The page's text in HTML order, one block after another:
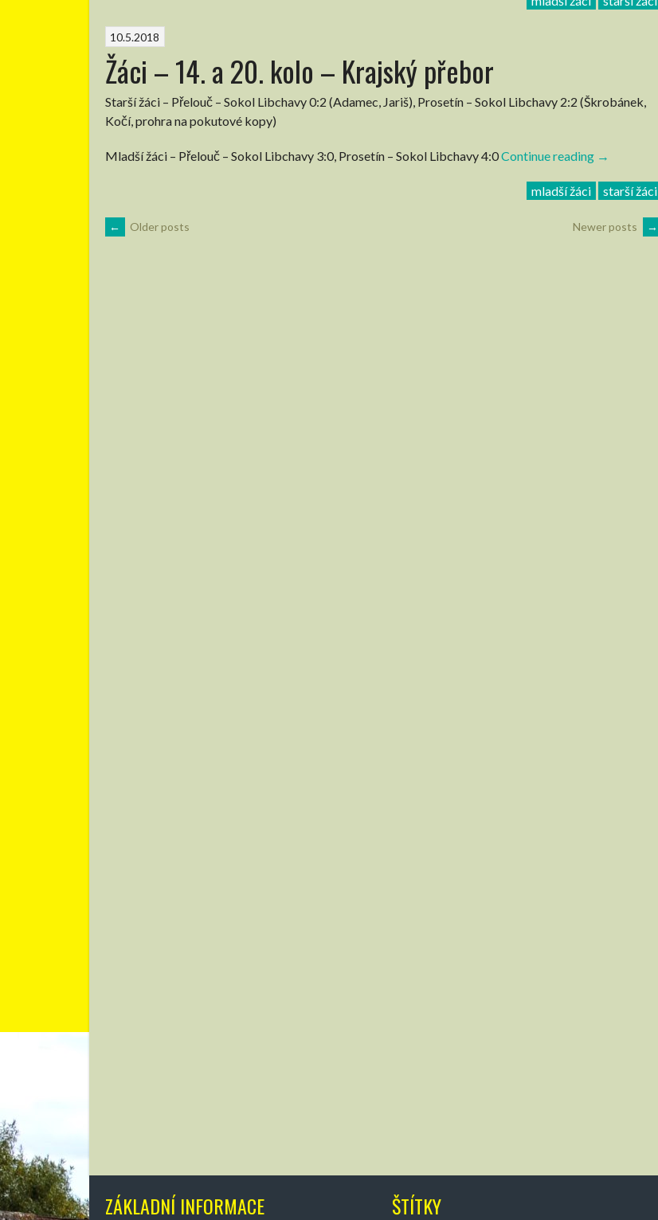
21.
kolo”
10.5.2018
Žáci – 14. a 20. kolo – Krajský přebor
Starší žáci – Přelouč – Sokol Libchavy 0:2 (Adamec, Jariš), Prosetín – Sokol Libchavy 2:2 (Škrobánek,
Kočí, prohra na pokutové kopy)
Mladší žáci – Přelouč – Sokol Libchavy 3:0, Prosetín – Sokol Libchavy 4:0Continue reading “Žáci
14.
20.
→
mladší žáci starší žáci
POSTS
← Older posts Newer posts →
ZÁKLADNÍ INFORMACE ŠTÍTKY